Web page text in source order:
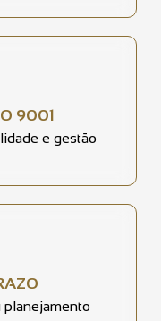
9001
e gestão